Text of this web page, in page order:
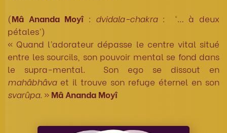
(Mâ Ananda Moyî: dvidala-chakra : ‘… à deux
pétales’)
« Quand l’adorateur dépasse le centre vital situé
entre les sourcils, son pouvoir mental se fond dans
le supra-mental. Son ego se dissout en
mahâbhâvaet il trouve son refuge éternel en son
svarûpa. » Mâ Ananda Moyî